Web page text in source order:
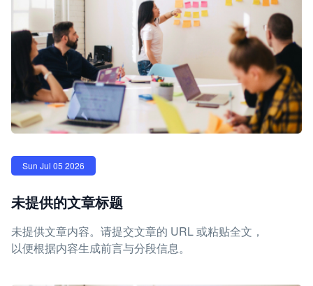
Sun Jul 05 2026
未提供的文章标题
未提供文章内容。请提交文章的 URL 或粘贴全文，
以便根据内容生成前言与分段信息。